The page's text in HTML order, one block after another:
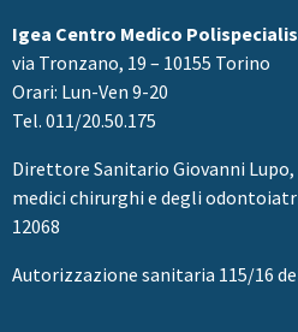
Igea Centro Medico
via Tronzano, 19 – 10155 Torino
Orari: Lun-Ven 9-20
Tel. 011/20.50.175
Direttore Sanitario Giovanni
medici chirurghi e degli
12068
Autorizzazione sanitaria 115/16